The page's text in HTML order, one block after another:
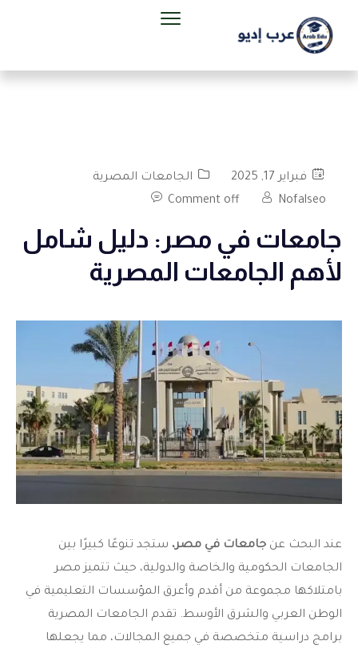
فبراير 17, 2025
الجامعات المصرية
Nofalseo
Comment off
جامعات في مصر: دليل شامل
لأهم الجامعات المصرية
عند البحث عن جامعات في مصر، ستجد تنوعًا كبيرًا بين
الجامعات الحكومية والخاصة والدولية، حيث تتميز مصر
بامتلاكها مجموعة من أقدم وأعرق المؤسسات التعليمية في
الوطن العربي والشرق الأوسط. تقدم الجامعات المصرية
برامج دراسية متخصصة في جميع المجالات، مما يجعلها